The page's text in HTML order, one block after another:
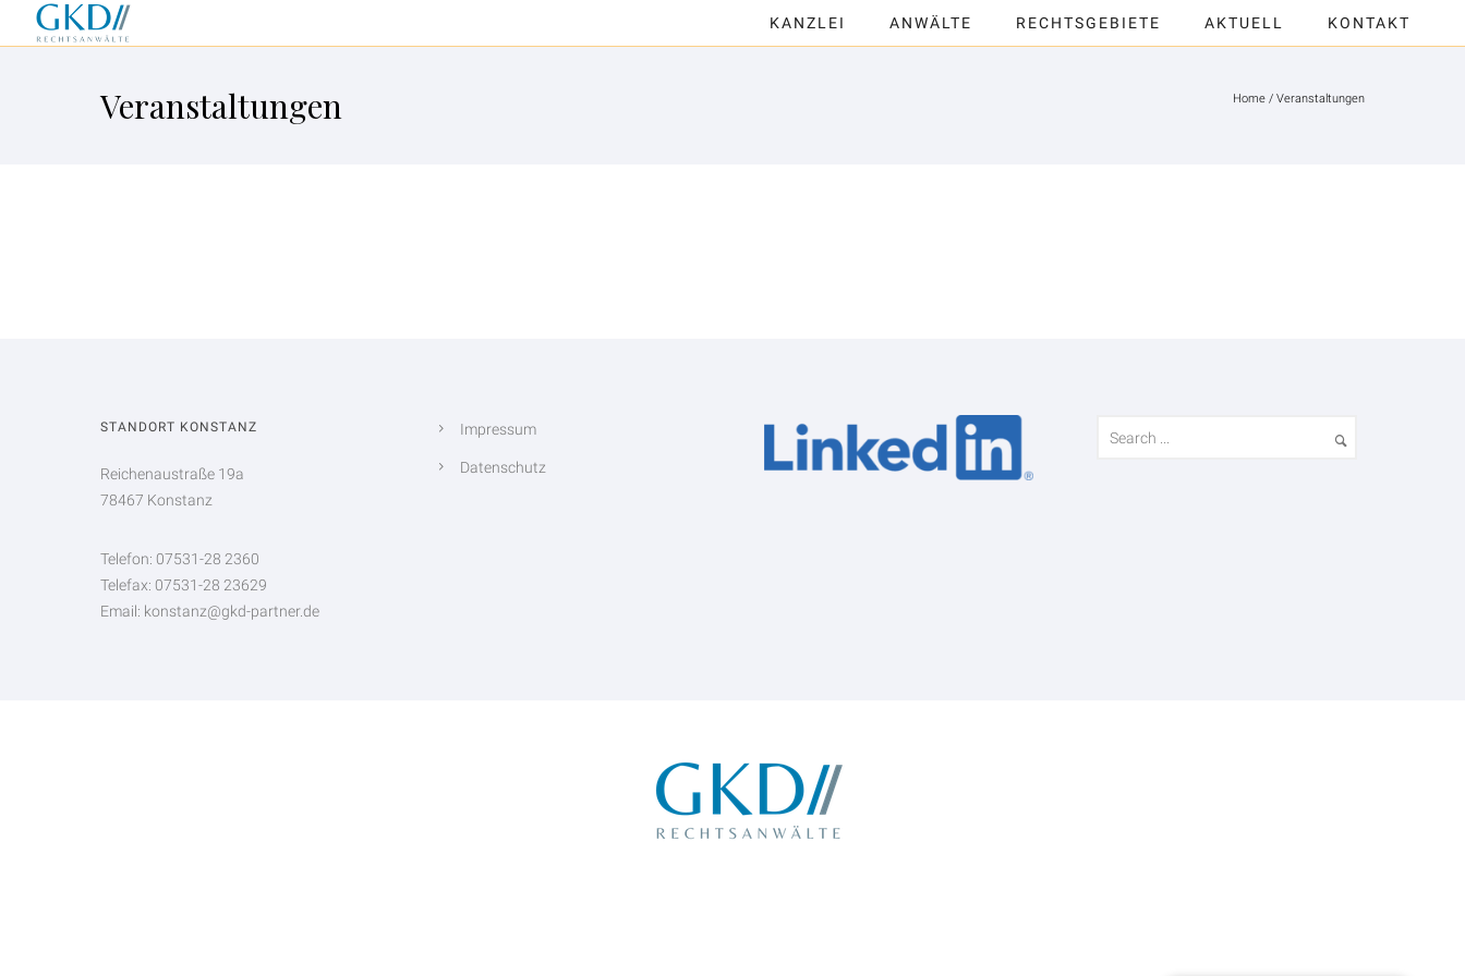
KANZLEI ANWÄLTE RECHTSGEBIETE AKTUELL KONTAKT
Veranstaltungen Home / Veranstaltungen
STANDORT KONSTANZ
Reichenaustraße 19a
78467 Konstanz
Telefon: 07531-28 2360
Telefax: 07531-28 23629
Email: konstanz@gkd-partner.de
Impressum
Datenschutz